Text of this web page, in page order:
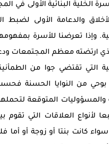
الخلية البنائية الأولى
والدعامة الأولى لضبط
وإذا تعرضنا للأسرة
ارتضته معظم المجتمعات
التي تقتضي جوا من
بوحي من النوايا الحسنة
والمسؤوليات المتوقعة
لأنواع العلاقات التي
سواء كانت بنتا أو زوجة أو